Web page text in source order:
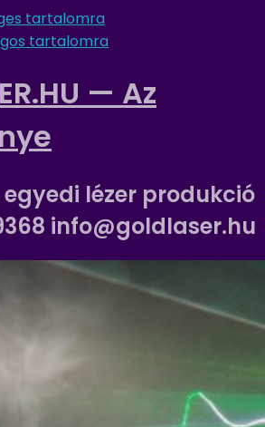
tartalomra
tartalomra
— Az
egyedi lézer produkció
info@goldlaser.hu